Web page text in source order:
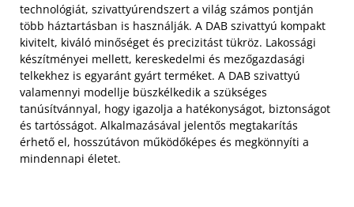
technológiát, szivattyúrendszert a világ számos pontján
több háztartásban is használják. A DAB szivattyú kompakt
kivitelt, kiváló minőséget és precizitást tükröz. Lakossági
készítményei mellett, kereskedelmi és mezőgazdasági
telkekhez is egyaránt gyárt terméket. A DAB szivattyú
valamennyi modellje büszkélkedik a szükséges
tanúsítvánnyal, hogy igazolja a hatékonyságot, biztonságot
és tartósságot. Alkalmazásával jelentős megtakarítás
érhető el, hosszútávon működőképes és megkönnyíti a
mindennapi életet.